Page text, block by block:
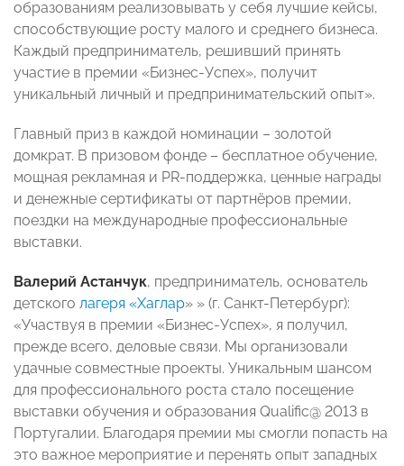
образованиям реализовывать у себя лучшие кейсы,
способствующие росту малого и среднего бизнеса.
Каждый предприниматель, решивший принять
участие в премии «Бизнес-Успех», получит
уникальный личный и предпринимательский опыт».
Главный приз в каждой номинации – золотой
домкрат. В призовом фонде – бесплатное обучение,
мощная рекламная и PR-поддержка, ценные награды
и денежные сертификаты от партнёров премии,
поездки на международные профессиональные
выставки.
Валерий Астанчук, предприниматель, основатель
детского лагеря «Хаглар» » (г. Санкт-Петербург):
«Участвуя в премии «Бизнес-Успех», я получил,
прежде всего, деловые связи. Мы организовали
удачные совместные проекты. Уникальным шансом
для профессионального роста стало посещение
выставки обучения и образования Qualific@ 2013 в
Португалии. Благодаря премии мы смогли попасть на
это важное мероприятие и перенять опыт западных